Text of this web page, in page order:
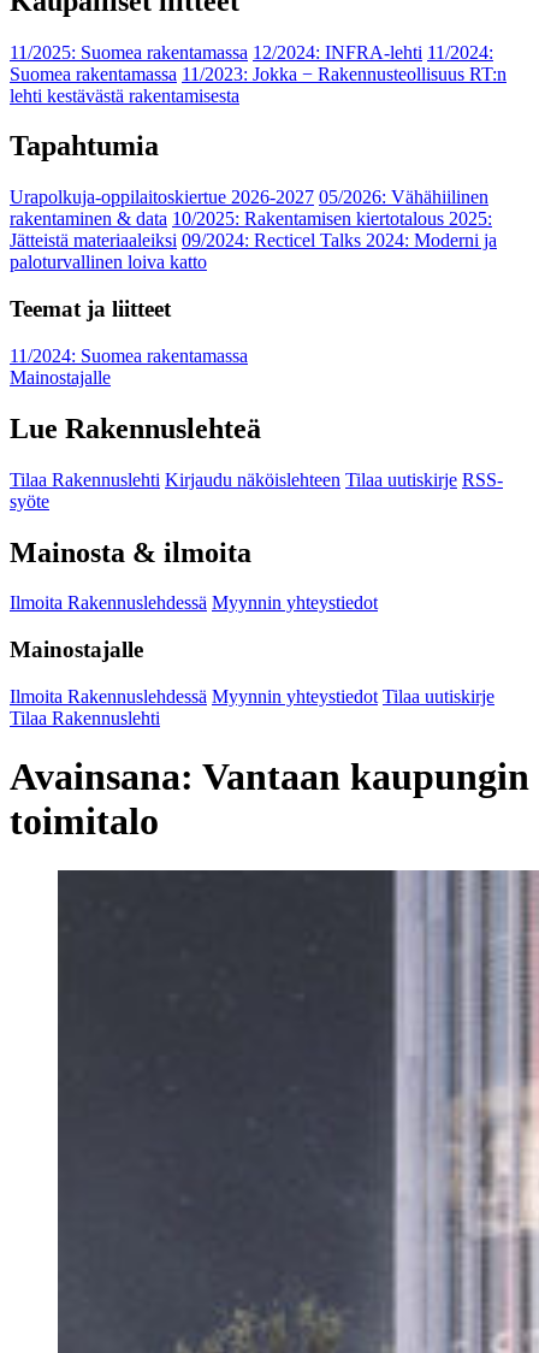
11/2025: Suomea rakentamassa 12/2024: INFRA-lehti 11/2024:
Suomea rakentamassa 11/2023: Jokka − Rakennusteollisuus RT:n
lehti kestävästä rakentamisesta
Tapahtumia
Urapolkuja-oppilaitoskiertue 2026-2027 05/2026: Vähähiilinen
rakentaminen & data 10/2025: Rakentamisen kiertotalous 2025:
Jätteistä materiaaleiksi 09/2024: Recticel Talks 2024: Moderni ja
paloturvallinen loiva katto
Teemat ja liitteet
11/2024: Suomea rakentamassa
Mainostajalle
Lue Rakennuslehteä
Tilaa Rakennuslehti Kirjaudu näköislehteen Tilaa uutiskirje RSS-
syöte
Mainosta & ilmoita
Ilmoita Rakennuslehdessä Myynnin yhteystiedot
Mainostajalle
Ilmoita Rakennuslehdessä Myynnin yhteystiedot Tilaa uutiskirje
Tilaa Rakennuslehti
Avainsana: Vantaan kaupungin
toimitalo